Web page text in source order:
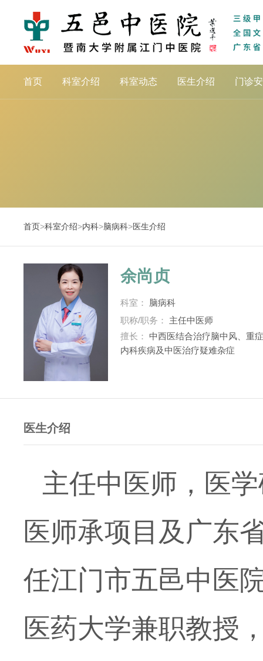
首页 科室介绍 科室动态 医生介绍 门诊
首页>科室介绍>内科>脑病科>医生介绍
余尚贞
科室：
脑病科
职称/职务：
主任中医师
擅长： 中西医结合治疗脑中风、重
内科疾病及中医治疗疑难杂症
医生介绍
主任中医师，医
医师承项目及广东
任江门市五邑中医
医药大学兼职教授